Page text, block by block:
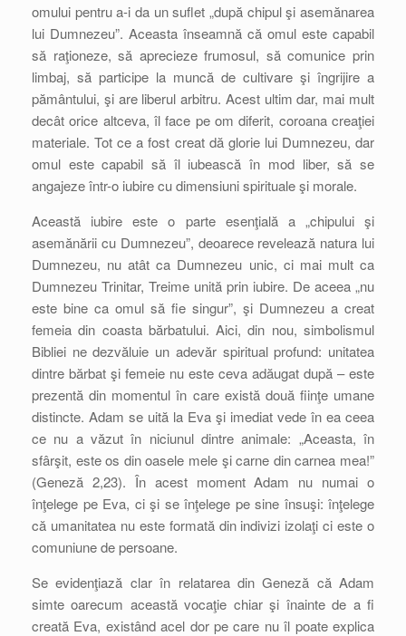
omului pentru a-i da un suflet „după chipul şi asemănarea
lui Dumnezeu”. Aceasta înseamnă că omul este capabil
să raţioneze, să aprecieze frumosul, să comunice prin
limbaj, să participe la muncă de cultivare şi îngrijire a
pământului, şi are liberul arbitru. Acest ultim dar, mai mult
decât orice altceva, îl face pe om diferit, coroana creaţiei
materiale. Tot ce a fost creat dă glorie lui Dumnezeu, dar
omul este capabil să îl iubească în mod liber, să se
angajeze într-o iubire cu dimensiuni spirituale şi morale.
Această iubire este o parte esenţială a „chipului şi
asemănării cu Dumnezeu”, deoarece revelează natura lui
Dumnezeu, nu atât ca Dumnezeu unic, ci mai mult ca
Dumnezeu Trinitar, Treime unită prin iubire. De aceea „nu
este bine ca omul să fie singur”, şi Dumnezeu a creat
femeia din coasta bărbatului. Aici, din nou, simbolismul
Bibliei ne dezvăluie un adevăr spiritual profund: unitatea
dintre bărbat şi femeie nu este ceva adăugat după – este
prezentă din momentul în care există două fiinţe umane
distincte. Adam se uită la Eva şi imediat vede în ea ceea
ce nu a văzut în niciunul dintre animale: „Aceasta, în
sfârşit, este os din oasele mele şi carne din carnea mea!”
(Geneză 2,23). În acest moment Adam nu numai o
înţelege pe Eva, ci şi se înţelege pe sine însuşi: înţelege
că umanitatea nu este formată din indivizi izolaţi ci este o
comuniune de persoane.
Se evidenţiază clar în relatarea din Geneză că Adam
simte oarecum această vocaţie chiar şi înainte de a fi
creată Eva, existând acel dor pe care nu îl poate explica